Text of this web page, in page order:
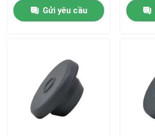
Sản phẩm
Tham quan nhà máy
Kiểm soát chất lượng
Gửi yêu cầu